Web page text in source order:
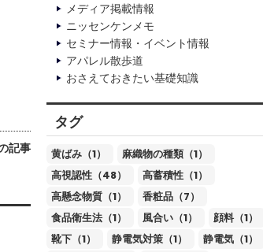
記事
メディア掲載情報
ニッセンケンメモ
セミナー情報・イベント情報
アパレル散歩道
おさえておきたい基礎知識
タグ
黄ばみ（1）
麻織物の種類（1）
高視認性（48）
高蓄積性（1）
高懸念物質（1）
香粧品（7）
食品衛生法（1）
風合い（1）
顔料（1）
靴下（1）
静電気対策（1）
静電気（1）